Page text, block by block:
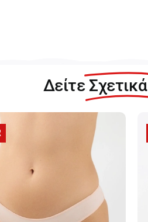
Δείτε Σχετικά